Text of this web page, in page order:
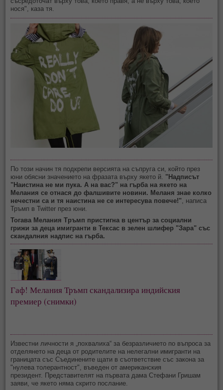
нося", каза тя.
По този начин тя подкрепи версията на съпруга си, който през
юни обясни значението на фразата върху якето й. "Надписът
"Наистина не ми пука. А на вас?" на гърба на якето на
Мелания се отнася до фалшивите новини. Меланя знае колко
нечестни са и тя наистина не се интересува повече!", написа
Тръмп в Twitter през юни.
Тогава Мелания Тръмп пристигна в център за социални
грижи за деца имигранти в Тексас в зелен шлифер "Зара" със
скандалния надпис на гърба.
Гаф! Мелания Тръмп скандализира индийския
премиер (снимки)
Известни личности я „похвалиха“ за безразличието по въпроса за
отделянето на деца от родителите на нелегални имигранти на
границата със Съединените щати в съответствие със закона за
"нулева толерантност", въведен от американския
президент. Представителят на първата дама Стефани Гришам
заяви, че якето няма скрито послание.